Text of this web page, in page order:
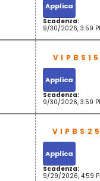
con questa
casa
Applica
Scadenza:
9/30/2026, 3:59
Applica
Scadenza:
9/30/2026, 3:59
Applica
Scadenza:
9/29/2026, 4:59